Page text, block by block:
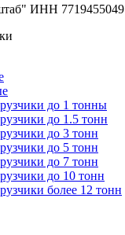
ИНН 7719455049
до 1 тонны
до 1.5 тонн
до 3 тонн
до 5 тонн
до 7 тонн
до 10 тонн
более 12 тонн